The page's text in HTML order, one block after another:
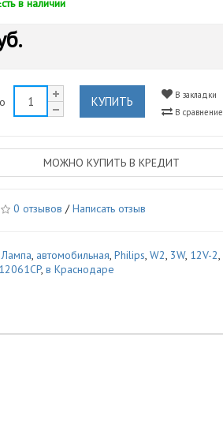
в наличии
КУПИТЬ
В закладки
В сравнение
МОЖНО КУПИТЬ В КРЕДИТ
0 отзывов /Написать отзыв
Лампа, автомобильная,Philips,W2, 3W, 12V-2,
,в Краснодаре